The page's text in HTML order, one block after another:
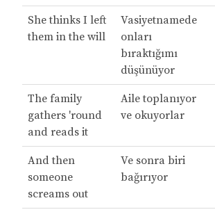
She thinks I left
them in the will
Vasiyetnamede
onları
bıraktığımı
düşünüyor
The family
gathers 'round
and reads it
Aile toplanıyor
ve okuyorlar
And then
someone
screams out
Ve sonra biri
bağırıyor